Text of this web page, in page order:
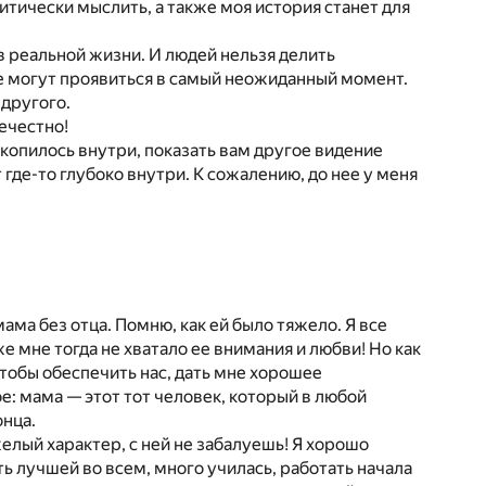
мыслить, а также моя история станет для
реальной жизни. И людей нельзя делить
проявиться в самый неожиданный момент.
внутри, показать вам другое видение
то глубоко внутри. К сожалению, до нее у меня
без отца. Помню, как ей было тяжело. Я все
мне тогда не хватало ее внимания и любви! Но как
обеспечить нас, дать мне хорошее
мама — этот тот человек, который в любой
характер, с ней не забалуешь! Я хорошо
лучшей во всем, много училась, работать начала